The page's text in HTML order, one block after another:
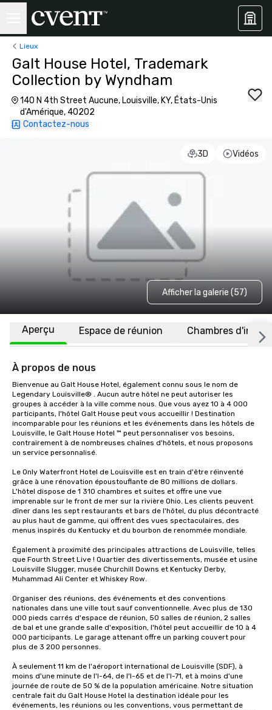
Lieux
Galt House Hotel, Trademark
Collection by Wyndham
140 N 4th Street Aucune, Louisville, KY, États-Unis
d'Amérique, 40202
Contactez-nous
3D Vidéos
Afficher la galerie (57)
Aperçu Espace de réunion Chambres
À propos de nous
Bienvenue au Galt House Hotel, également connu sous le nom de
Legendary Louisville® ️. Aucun autre hôtel ne peut autoriser les
groupes à accéder à la ville comme nous. Que vous ayez 10 à 4 000
participants, l'hôtel Galt House peut vous accueillir ! Destination
incomparable pour les réunions et les événements dans les hôtels de
Louisville, le Galt House Hotel ™️ peut personnaliser vos besoins,
contrairement à de nombreuses chaînes d'hôtels, et nous proposons
un service personnalisé.
Le Only Waterfront Hotel de Louisville est en train d'être réinventé
grâce à une rénovation époustouflante de 80 millions de dollars.
L'hôtel dispose de 1 310 chambres et suites et offre une vue
imprenable sur le front de mer sur la rivière Ohio. Les clients peuvent
dîner dans les sept restaurants et bars de l'hôtel, du plus décontracté
au plus haut de gamme, qui offrent des vues spectaculaires, des
menus inspirés du Kentucky et du bourbon de renommée mondiale.
Également à proximité des principales attractions de Louisville, telles
que Fourth Street Live ! Quartier des divertissements, musée et usine
Louisville Slugger, musée Churchill Downs et Kentucky Derby,
Muhammad Ali Center et Whiskey Row.
Organiser des réunions, des événements et des conventions
nationales dans une ville tout sauf conventionnelle. Avec plus de 130
000 pieds carrés d'espace de réunion, 50 salles de réunion, 2 salles
de bal et une grande salle d'exposition, l'hôtel peut accueillir de 10 à 4
000 participants. Le garage attenant offre un parking couvert pour
plus de 3 200 personnes.
À seulement 11 km de l'aéroport international de Louisville (SDF), à
moins d'une minute de l'I-64, de l'I-65 et de l'I-71, et à moins d'une
journée de route de 50 % de la population américaine. Notre situation
centrale fait du Galt House Hotel la destination idéale pour les
événements, les réunions ou les conventions, vous permettant de